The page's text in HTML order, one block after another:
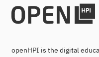
openHPI is the digital